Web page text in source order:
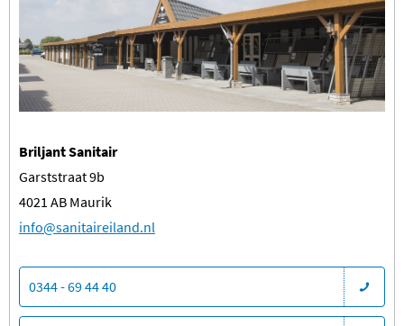
Briljant Sanitair
Garststraat 9b
4021 AB Maurik
​info@sanitaireiland.nl
0344 - 69 44 40